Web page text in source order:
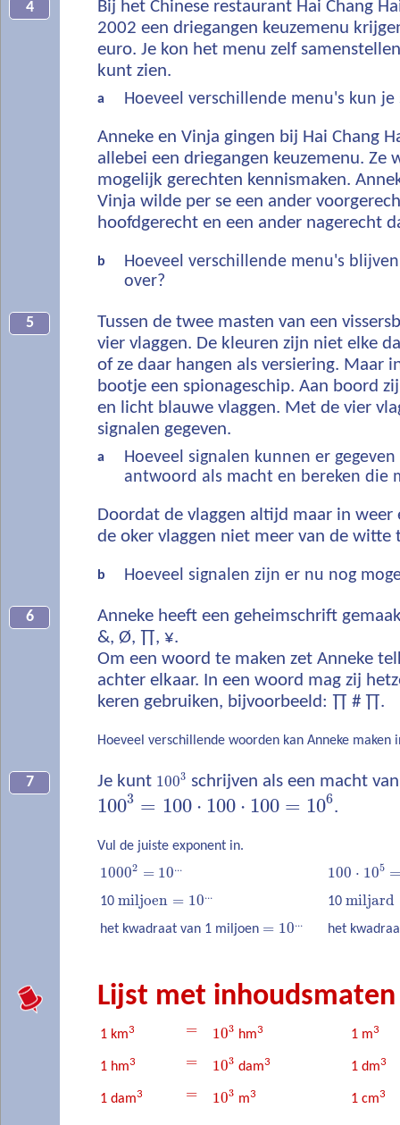
4
Bij het Chinese restaurant Hai Chang
2002 een driegangen keuzemenu
euro. Je kon het menu zelf
kunt zien.
a Hoeveel verschillende menu's kun je
Anneke en Vinja gingen bij Hai Chang
allebei een driegangen keuzemenu. Ze
mogelijk gerechten kennismaken.
Vinja wilde per se een ander
hoofdgerecht en een ander nagerecht
b
Hoeveel verschillende menu's
over?
5
Tussen de twee masten van een
vier vlaggen. De kleuren zijn niet elke
of ze daar hangen als versiering. Maar
bootje een spionageschip. Aan boord
en licht blauwe vlaggen. Met de vier
signalen gegeven.
a
Hoeveel signalen kunnen er
antwoord als macht en bereken die
Doordat de vlaggen altijd maar in weer
de oker vlaggen niet meer van de witte
b Hoeveel signalen zijn er nu nog
6
Anneke heeft een geheimschrift
&, Ø, ∏, ¥.
Om een woord te maken zet Anneke
achter elkaar. In een woord mag zij
keren gebruiken, bijvoorbeeld: ∏ # ∏.
Hoeveel verschillende woorden kan Anneke maken
7 Je kunt 1003 schrijven als een macht
1003 = 100 ⋅ 100 ⋅ 100 = 106.
Vul de juiste exponent in.
10002 = 10... 100 ⋅ 105
10 miljoen = 10... 10 miljard
het kwadraat van 1 miljoen = 10... het
Lijst met inhoudsmaten
1 km3 = 103 hm3 1 m3
1 hm3 = 103 dam3 1 dm3
1 dam3 = 103 m3 1 cm3